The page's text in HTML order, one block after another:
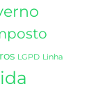
LGPD Linha